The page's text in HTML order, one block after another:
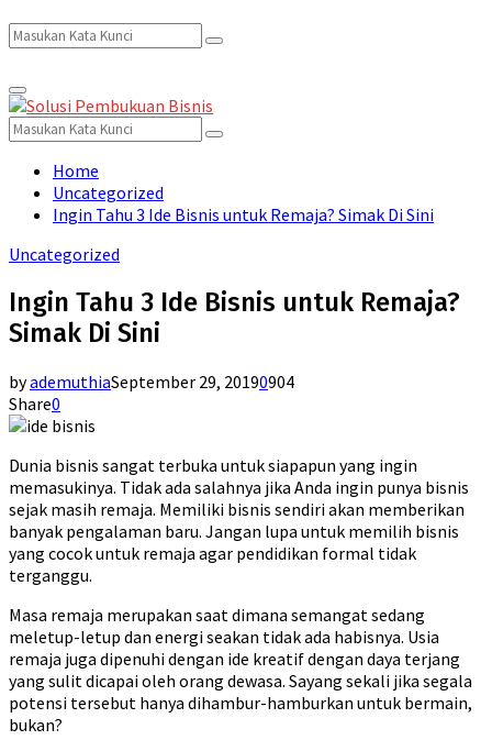
Search
for:
Search
Primary
Menu
Search
for:
Search
Home
Uncategorized
Ingin Tahu 3 Ide Bisnis untuk Remaja? Simak Di Sini
Uncategorized
Ingin Tahu 3 Ide Bisnis untuk Remaja?
Simak Di Sini
byademuthiaSeptember 29, 20190904
Share0
Dunia bisnis sangat terbuka untuk siapapun yang ingin
memasukinya. Tidak ada salahnya jika Anda ingin punya bisnis
sejak masih remaja. Memiliki bisnis sendiri akan memberikan
banyak pengalaman baru. Jangan lupa untuk memilih bisnis
yang cocok untuk remaja agar pendidikan formal tidak
terganggu.
Masa remaja merupakan saat dimana semangat sedang
meletup-letup dan energi seakan tidak ada habisnya. Usia
remaja juga dipenuhi dengan ide kreatif dengan daya terjang
yang sulit dicapai oleh orang dewasa. Sayang sekali jika segala
potensi tersebut hanya dihambur-hamburkan untuk bermain,
bukan?